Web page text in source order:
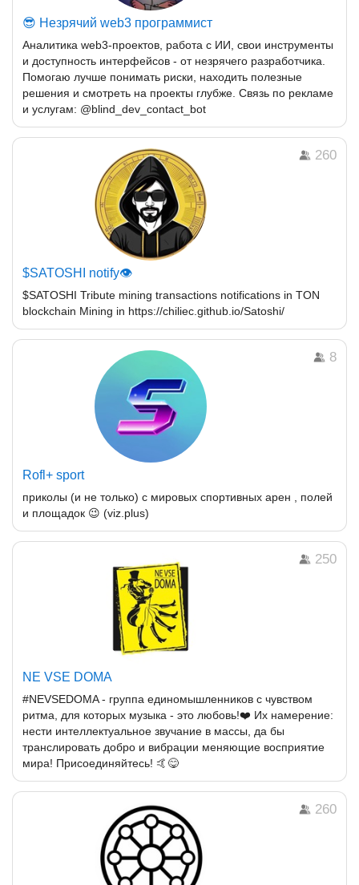
😎 Незрячий web3 программист
Аналитика web3-проектов, работа с ИИ, свои инструменты
и доступность интерфейсов - от незрячего разработчика.
Помогаю лучше понимать риски, находить полезные
решения и смотреть на проекты глубже. Связь по рекламе
и услугам: @blind_dev_contact_bot
260
$SATOSHI notify👁
$SATOSHI Tribute mining transactions notifications in TON
blockchain Mining in https://chiliec.github.io/Satoshi/
8
Rofl+ sport
приколы (и не только) с мировых спортивных арен , полей
и площадок 😉 (viz.plus)
250
NE VSE DOMA
#NEVSEDOMA - группа единомышленников с чувством
ритма, для которых музыка - это любовь!❤️ Их намерение:
нести интеллектуальное звучание в массы, да бы
транслировать добро и вибрации меняющие восприятие
мира! Присоединяйтесь! 🤙😋
260